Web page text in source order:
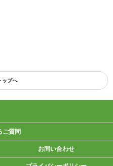
ップへ
ご質問
お問い合わせ